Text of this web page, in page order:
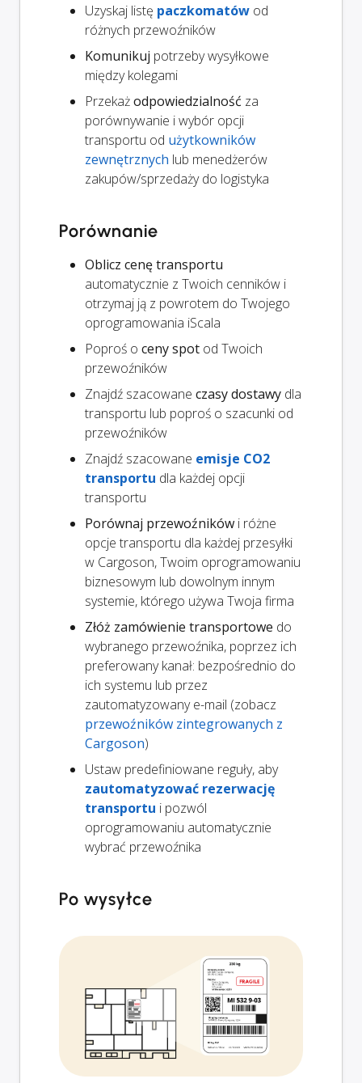
Uzyskaj listę paczkomatów od
różnych przewoźników
Komunikuj potrzeby wysyłkowe
między kolegami
Przekażodpowiedzialność za
porównywanie i wybór opcji
transportu od użytkowników
zewnętrznych lub menedżerów
zakupów/sprzedaży do logistyka
Porównanie
Oblicz cenę transportu
automatycznie z Twoich cenników i
otrzymaj ją z powrotem do Twojego
oprogramowania iScala
Poproś o ceny spot od Twoich
przewoźników
Znajdź szacowane czasy dostawy dla
transportu lub poproś o szacunki od
przewoźników
Znajdź szacowane emisje CO2
transportu dla każdej opcji
transportu
Porównaj przewoźników i różne
opcje transportu dla każdej przesyłki
w Cargoson, Twoim oprogramowaniu
biznesowym lub dowolnym innym
systemie, którego używa Twoja firma
Złóż zamówienie transportowe do
wybranego przewoźnika, poprzez ich
preferowany kanał: bezpośrednio do
ich systemu lub przez
zautomatyzowany e-mail (zobacz
przewoźników zintegrowanych z
Cargoson)
Ustaw predefiniowane reguły, aby
zautomatyzować rezerwację
transportu i pozwól
oprogramowaniu automatycznie
wybrać przewoźnika
Po wysyłce